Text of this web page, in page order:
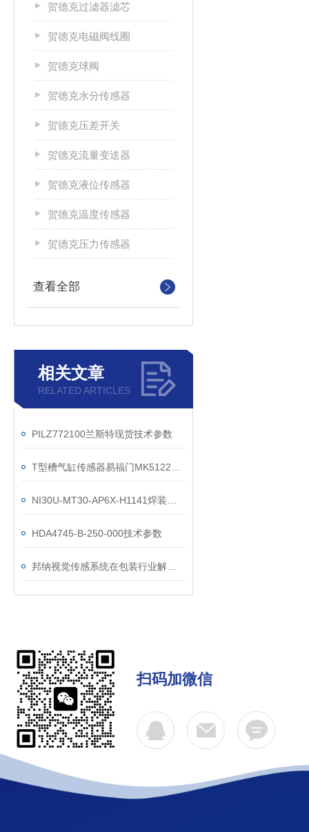
贺德克过滤器滤芯
贺德克电磁阀线圈
贺德克球阀
贺德克水分传感器
贺德克压差开关
贺德克流量变送器
贺德克液位传感器
贺德克温度传感器
贺德克压力传感器
查看全部
相关文章
RELATED ARTICLES
PILZ772100兰斯特现货技术参数
HDA4745-B-250-000技术参数
扫码加微信